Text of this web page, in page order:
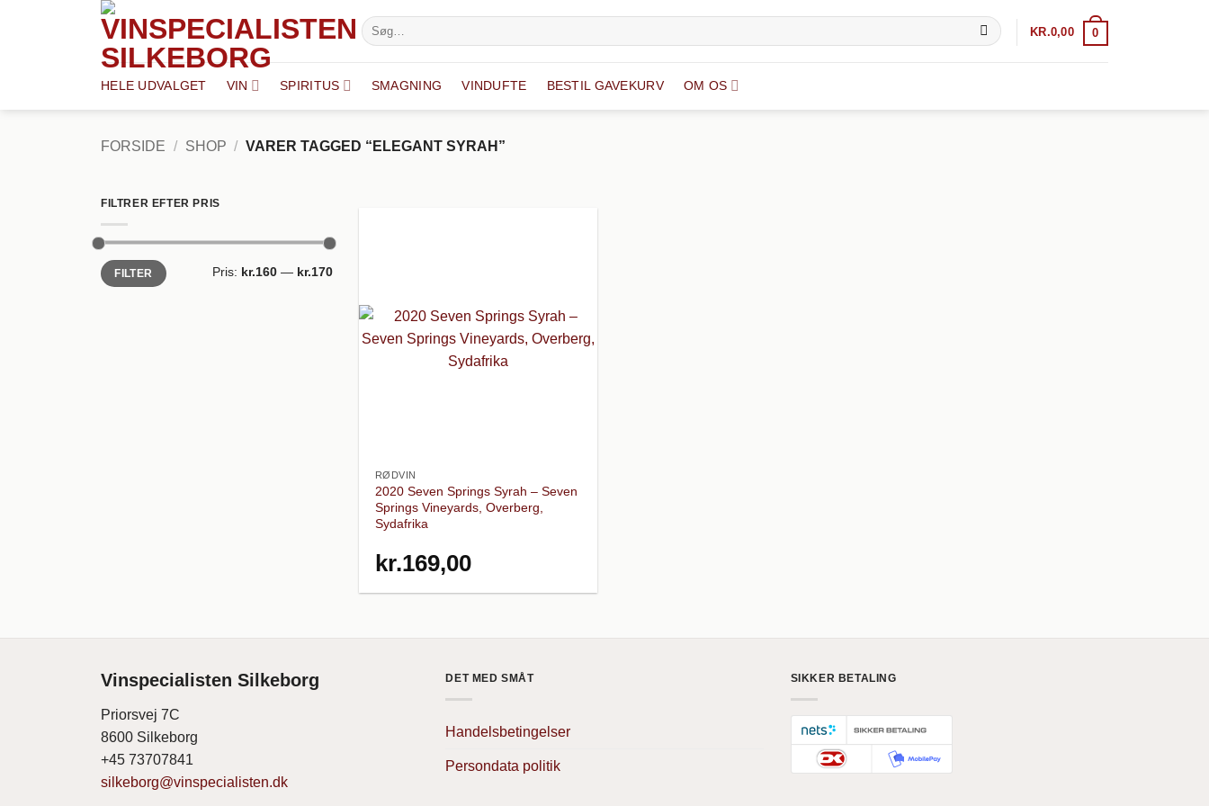
Søg
efter:
KR.0,00 0
HELE UDVALGET VIN SPIRITUS SMAGNING VINDUFTE BESTIL GAVEKURV OM OS
FORSIDE / SHOP / VARER TAGGED “ELEGANT SYRAH”
FILTRER EFTER PRIS
Mindste
pris
Højeste
prisFILTER Pris: kr.160— kr.170
RØDVIN
2020 Seven Springs Syrah – Seven
Springs Vineyards, Overberg,
Sydafrika
kr.169,00
Vinspecialisten Silkeborg
Priorsvej 7C
8600 Silkeborg
+45 73707841
silkeborg@vinspecialisten.dk
DET MED SMÅT
Handelsbetingelser
Persondata politik
SIKKER BETALING